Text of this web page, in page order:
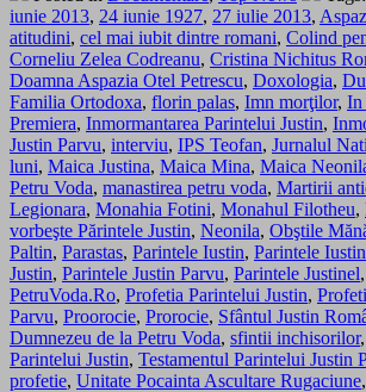
iunie 2013, 24 iunie 1927, 27 iulie 2013,
atitudini, cel mai iubit dintre romani, Colind
Corneliu Zelea Codreanu, Cristina Nichitus
Doamna Aspazia Otel Petrescu, Doxologia,
Familia Ortodoxa, florin palas, Imn morţilor, In
Premiera, Inmormantarea Parintelui Justin,
Justin Parvu, interviu, IPS Teofan, Jurnalul
luni, Maica Justina, Maica Mina, Maica
Petru Voda, manastirea petru voda, Martirii
Legionara, Monahia Fotini, Monahul Filotheu,
vorbeşte Părintele Justin, Neonila, Obştile
Paltin, Parastas, Parintele Iustin, Parintele
Justin, Parintele Justin Parvu, Parintele Justinel,
PetruVoda.Ro, Profetia Parintelui Justin,
Parvu, Proorocie, Prorocie, Sfântul Justin
Dumnezeu de la Petru Voda, sfintii inchisorilor,
Parintelui Justin, Testamentul Parintelui Justin
profetie, Unitate Pocainta Ascultare Rugaciune,